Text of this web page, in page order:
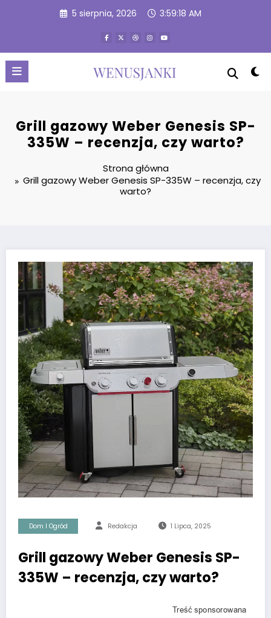
5 sierpnia, 2026 3:59:18 AM
Grill gazowy Weber Genesis SP-
335W – recenzja, czy warto?
Strona główna
Grill gazowy Weber Genesis SP-335W – recenzja, czy
warto?
Dom I Ogród Redakcja 1 Lipca, 2025
Grill gazowy Weber Genesis SP-
335W – recenzja, czy warto?